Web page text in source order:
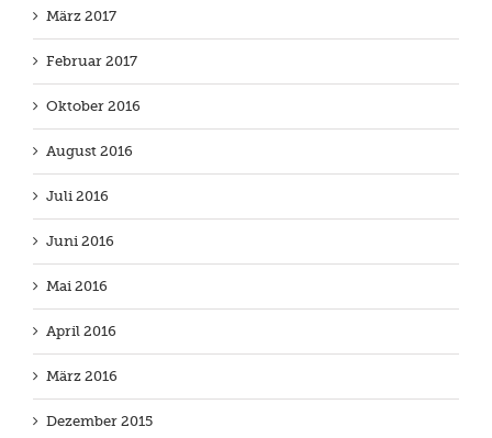
März 2017
Februar 2017
Oktober 2016
August 2016
Juli 2016
Juni 2016
Mai 2016
April 2016
März 2016
Dezember 2015